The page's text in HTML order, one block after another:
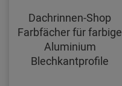
Dachrinnen-Shop
Farbfächer für farbige
Aluminium
Blechkantprofile